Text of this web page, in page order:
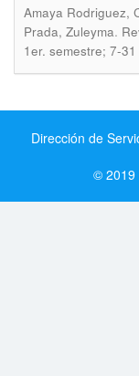
Amaya Rodriguez,
Prada, Zuleyma.
1er. semestre; 7-31
Dirección de
© 2019